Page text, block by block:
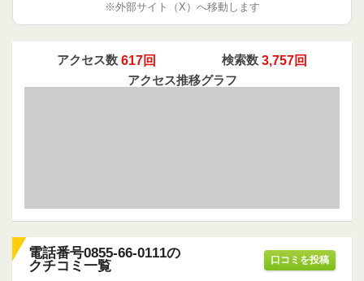
※外部サイト（X）へ移動します
アクセス数 617回 検索数 3,757回
アクセス推移グラフ
電話番号0855-66-0111の
クチコミ一覧
口コミを投稿